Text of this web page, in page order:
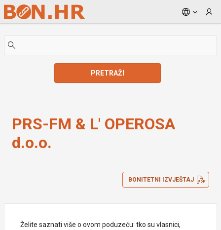
Skip to Main Content
PRETRAŽI
PRS-FM & L' OPEROSA
d.o.o.
BONITETNI IZVJEŠTAJ
Želite saznati više o ovom poduzeću: tko su vlasnici,